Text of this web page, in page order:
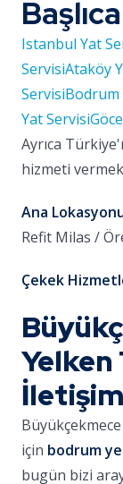
Istanbul Yat
ServisiAtaköy
ServisiBodrum
Yat Servisi
Ayrıca
hizmeti
Ana
Refit Milas /
Çekek
Yelken
için bodrum
bugün bizi